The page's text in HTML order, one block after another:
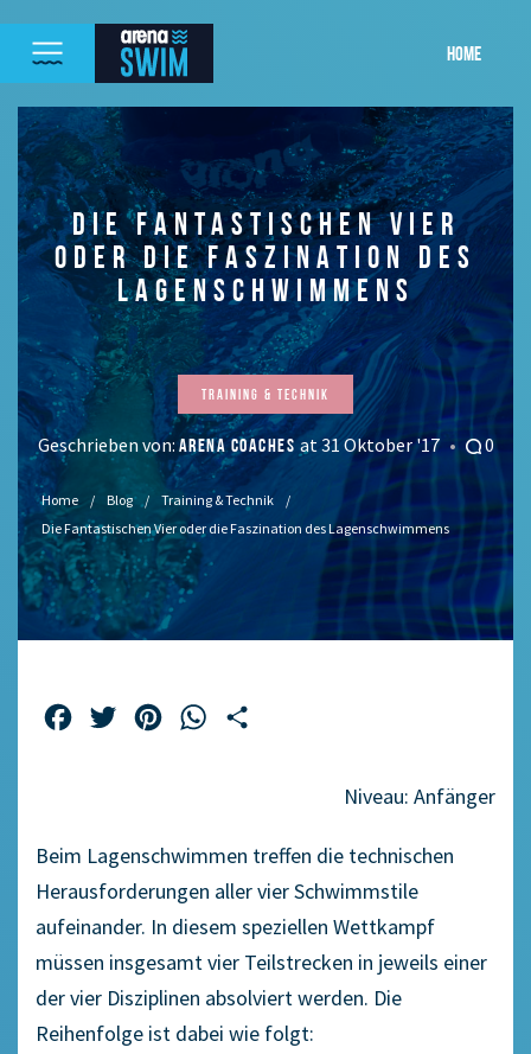
HOME
DIE FANTASTISCHEN VIER
ODER DIE FASZINATION DES
LAGENSCHWIMMENS
Training & Technik
Geschrieben von:ARENA COACHES at 31 Oktober '17 0
Home Blog
Training & Technik
Die Fantastischen Vier oder die Faszination des Lagenschwimmens
FacebookTwitterPinterestWhatsApp
Niveau: Anfänger
Beim Lagenschwimmen treffen die technischen
Herausforderungen aller vier Schwimmstile
aufeinander. In diesem speziellen Wettkampf
müssen insgesamt vier Teilstrecken in jeweils einer
der vier Disziplinen absolviert werden. Die
Reihenfolge ist dabei wie folgt: